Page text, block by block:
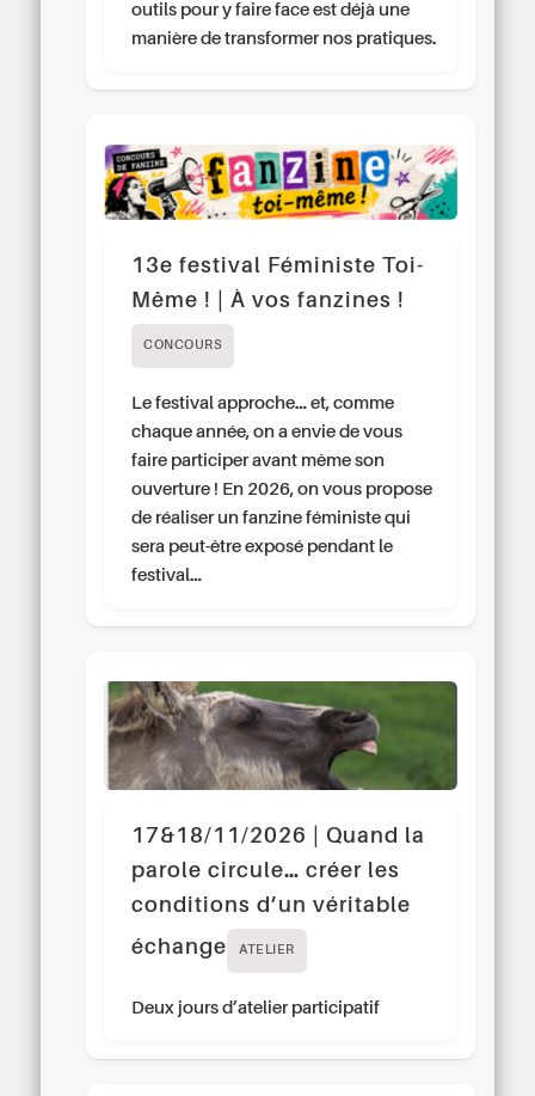
outils pour y faire face est déjà une
manière de transformer nos pratiques.
13e festival Féministe Toi-
Même ! | À vos fanzines !
CONCOURS
Le festival approche… et, comme
chaque année, on a envie de vous
faire participer avant même son
ouverture ! En 2026, on vous propose
de réaliser un fanzine féministe qui
sera peut-être exposé pendant le
festival…
17&18/11/2026 | Quand la
parole circule… créer les
conditions d’un véritable
échange
ATELIER
Deux jours d’atelier participatif